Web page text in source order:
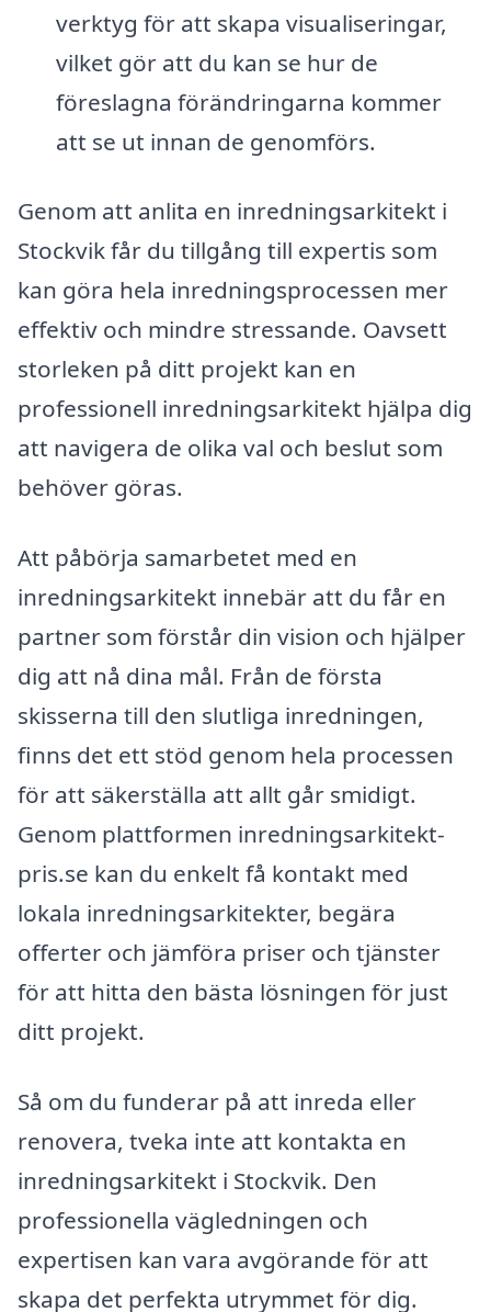
verktyg för att skapa visualiseringar,
vilket gör att du kan se hur de
föreslagna förändringarna kommer
att se ut innan de genomförs.
Genom att anlita en inredningsarkitekt i
Stockvik får du tillgång till expertis som
kan göra hela inredningsprocessen mer
effektiv och mindre stressande. Oavsett
storleken på ditt projekt kan en
professionell inredningsarkitekt hjälpa dig
att navigera de olika val och beslut som
behöver göras.
Att påbörja samarbetet med en
inredningsarkitekt innebär att du får en
partner som förstår din vision och hjälper
dig att nå dina mål. Från de första
skisserna till den slutliga inredningen,
finns det ett stöd genom hela processen
för att säkerställa att allt går smidigt.
Genom plattformen inredningsarkitekt-
pris.se kan du enkelt få kontakt med
lokala inredningsarkitekter, begära
offerter och jämföra priser och tjänster
för att hitta den bästa lösningen för just
ditt projekt.
Så om du funderar på att inreda eller
renovera, tveka inte att kontakta en
inredningsarkitekt i Stockvik. Den
professionella vägledningen och
expertisen kan vara avgörande för att
skapa det perfekta utrymmet för dig.